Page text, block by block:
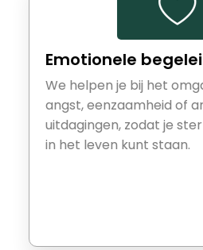
Emotionele
We helpen je bij het
angst, eenzaamheid of
uitdagingen, zodat je
in het leven kunt staan.